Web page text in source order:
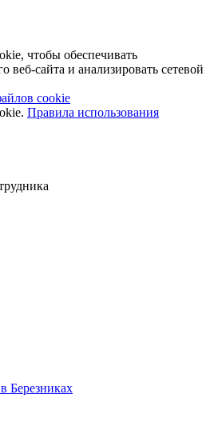
чтобы обеспечивать
веб-сайта и анализировать сетевой
cookie
Правила использования
Березниках